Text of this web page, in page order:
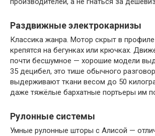
Раздвижные электрокарнизы
Классика жанра. Мотор скрыт в
крепятся на бегунках или крючках.
почти бесшумное — хорошие модели
35 децибел, это тише обычного
выдерживают ткани весом до 50
даже тяжёлые бархатные портьеры им
Рулонные системы
Умные рулонные шторы с Алисой —